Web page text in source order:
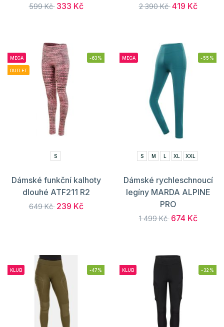
599 Kč 333 Kč 2 390 Kč 419 Kč
MEGA
OUTLET
-63%
S
Dámské funkční kalhoty
dlouhé ATF211 R2
649 Kč 239 Kč
MEGA -55%
S M L XL XXL
Dámské rychleschnoucí
legíny MARDA ALPINE
PRO
1 499 Kč 674 Kč
KLUB -47% KLUB -32%